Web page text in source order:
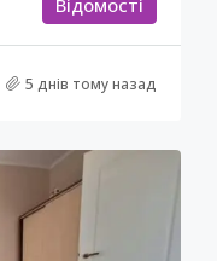
Відомості
5 днів тому назад